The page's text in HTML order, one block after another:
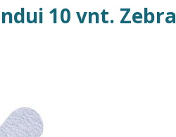
10 vnt. Zebra